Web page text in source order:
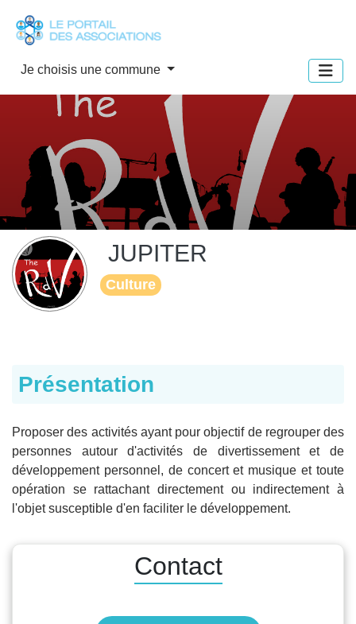
Je choisis une commune
JUPITER
Culture
Présentation
Proposer des activités ayant pour objectif de regrouper des
personnes autour d'activités de divertissement et de
développement personnel, de concert et musique et toute
opération se rattachant directement ou indirectement à
l'objet susceptible d'en faciliter le développement.
Contact